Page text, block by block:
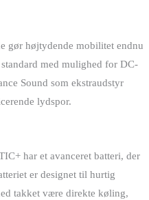
gør højtydende mobilitet endnu
med mulighed for DC-
Sound som ekstraudstyr
lydspor.
har et avanceret batteri, der
er designet til hurtig
takket være direkte køling,